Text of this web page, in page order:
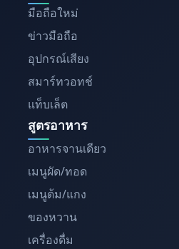
มือถือใหม่
ข่าวมือถือ
อุปกรณ์เสียง
สมาร์ทวอทช์
แท็บเล็ต
สูตรอาหาร
อาหารจานเดียว
เมนูผัด/ทอด
เมนูต้ม/แกง
ของหวาน
เครื่องดื่ม